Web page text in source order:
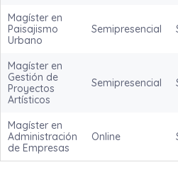
Magíster en
Paisajismo
Urbano
Semipresencial
Magíster en
Gestión de
Proyectos
Artísticos
Semipresencial
Magíster en
Administración
de Empresas
Online